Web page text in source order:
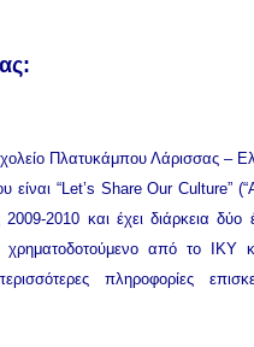
Πλατυκάμπου Λάρισσας –
είναι “Let’s Share Our Culture”
2010 και έχει διάρκεια δύο
από το ΙΚΥ
πληροφορίες